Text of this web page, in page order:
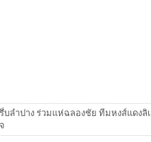
บลำปาง ร่วมแห่ฉลองชัย ทีมหงส์แดง